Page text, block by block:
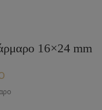
16×24 mm